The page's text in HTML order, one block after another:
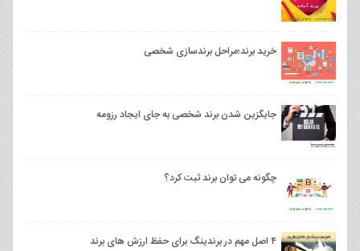
خرید برند؛مراحل برندسازی شخصی
جایگزین شدن برند شخصی به جای ایجاد رزومه
چگونه می توان برند ثبت کرد؟
۴ اصل مهم در برندینگ برای حفظ ارزش های برند